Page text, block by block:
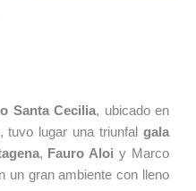
Santa Cecilia, ubicado en
tuvo lugar una triunfal gala
, Fauro Aloi y Marco
un gran ambiente con lleno